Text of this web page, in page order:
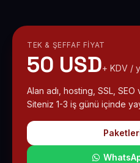
TEK & ŞEFFAF FIYAT
50 USD+ KDV /
Alan adı, hosting, SSL,
Siteniz 1-3 iş günü içinde